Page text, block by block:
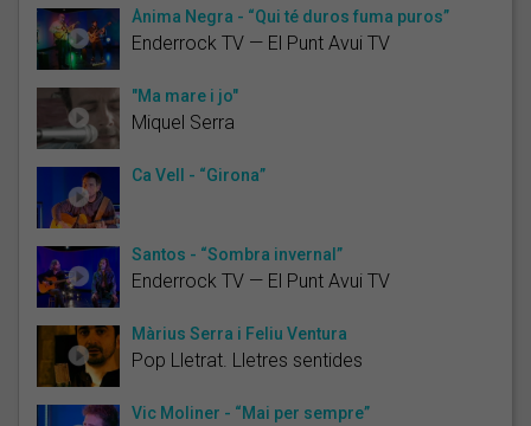
Ànima Negra - “Qui té duros fuma puros”
Enderrock TV — El Punt Avui TV
"Ma mare i jo"
Miquel Serra
Ca Vell - “Girona”
Santos - “Sombra invernal”
Enderrock TV — El Punt Avui TV
Màrius Serra i Feliu Ventura
Pop Lletrat. Lletres sentides
Vic Moliner - “Mai per sempre”